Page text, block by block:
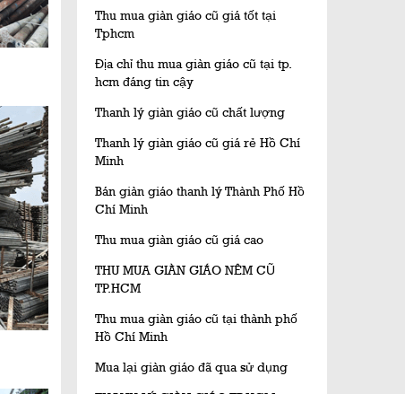
Thu mua giàn giáo cũ giá tốt tại
Tphcm
Địa chỉ thu mua giàn giáo cũ tại tp.
hcm đáng tin cậy
Thanh lý giàn giáo cũ chất lượng
Thanh lý giàn giáo cũ giá rẻ Hồ Chí
Minh
Bán giàn giáo thanh lý Thành Phố Hồ
Chí Minh
Thu mua giàn giáo cũ giá cao
THU MUA GIÀN GIÁO NÊM CŨ
TP.HCM
Thu mua giàn giáo cũ tại thành phố
Hồ Chí Minh
Mua lại giàn giáo đã qua sử dụng